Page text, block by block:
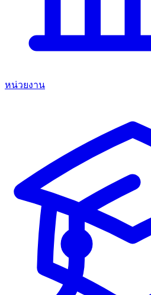
หน่วยงาน